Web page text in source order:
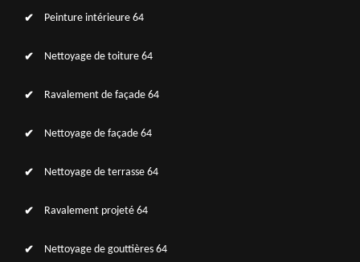
Peinture intérieure 64
Nettoyage de toiture 64
Ravalement de façade 64
Nettoyage de façade 64
Nettoyage de terrasse 64
Ravalement projeté 64
Nettoyage de gouttières 64